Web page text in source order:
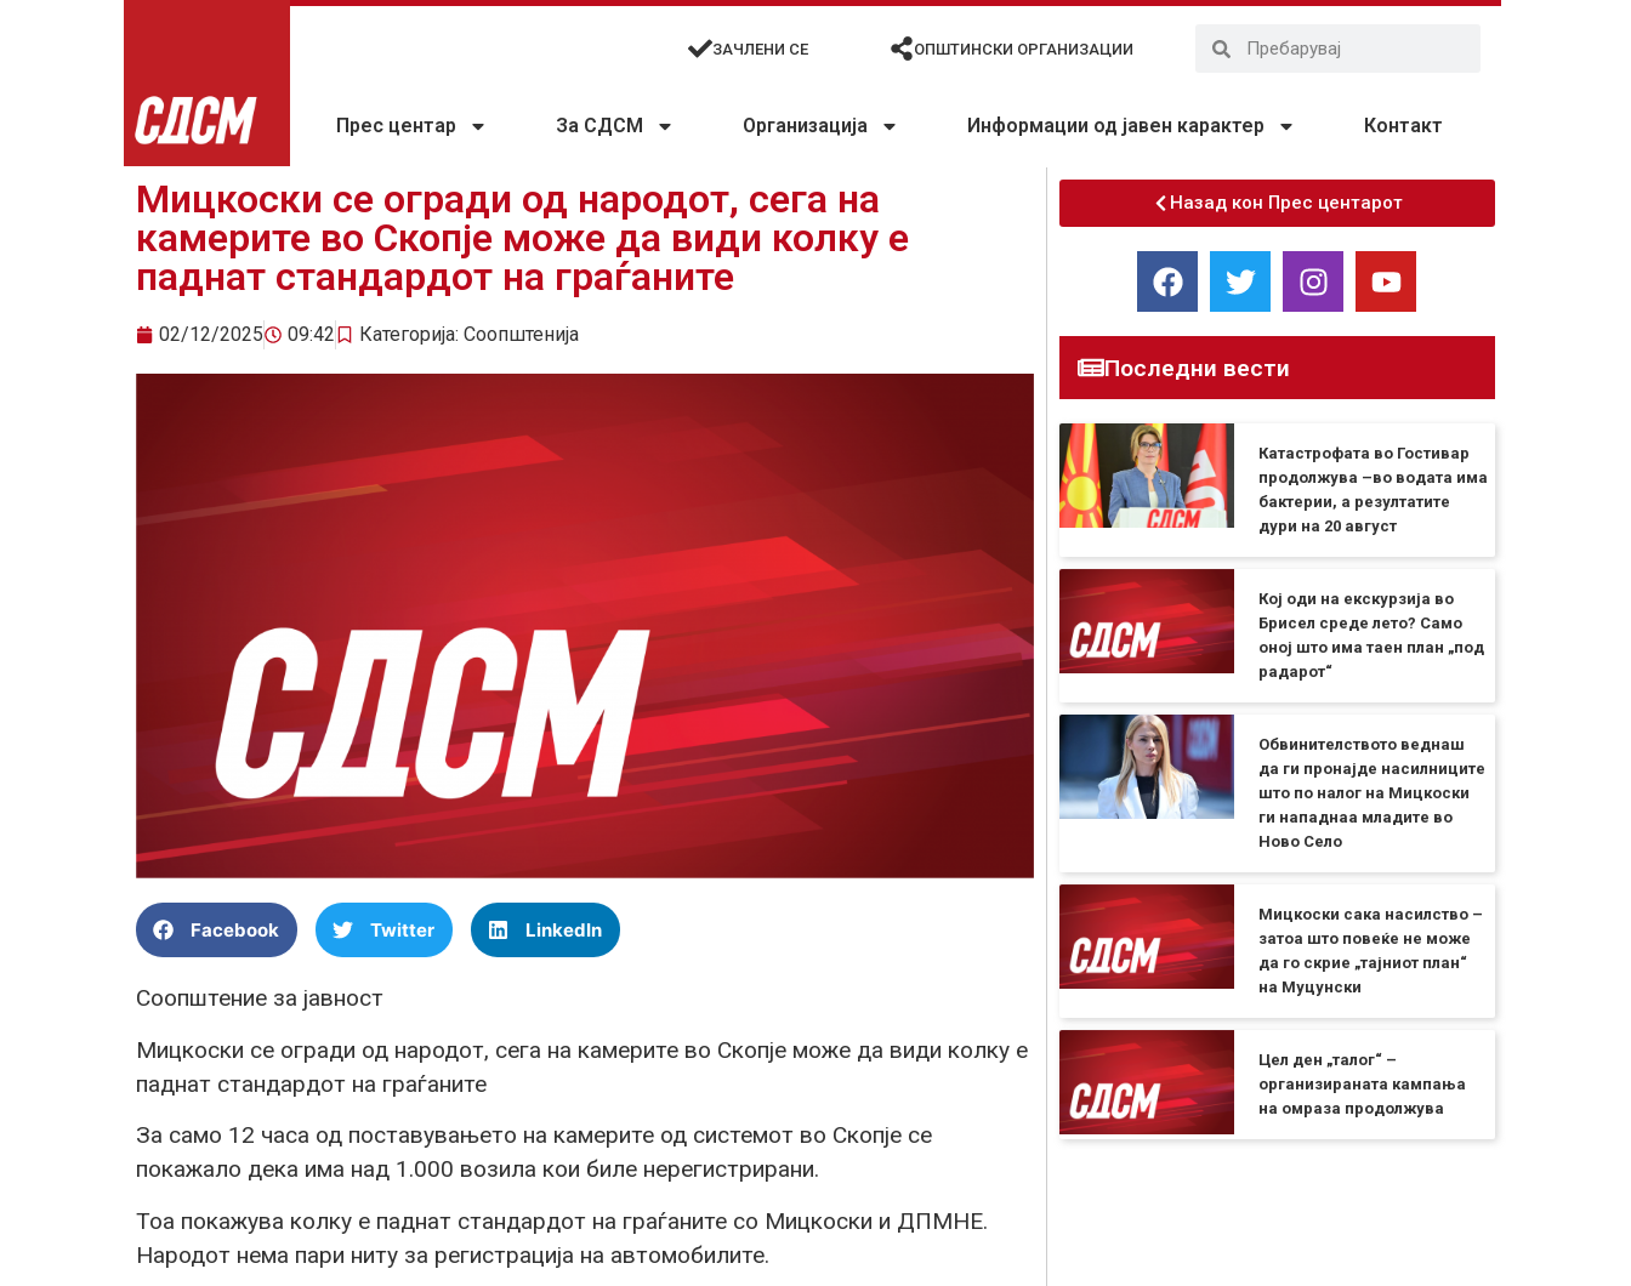
ЗАЧЛЕНИ СЕ ОПШТИНСКИ ОРГАНИЗАЦИИ
Прес центар За СДСМ Организација Информации од јавен карактер Контакт
Мицкоски се огради од народот, сега на
камерите во Скопје може да види колку е
паднат стандардот на граѓаните
02/12/2025 09:42 Категорија: Соопштенија
Facebook Twitter LinkedIn
Соопштение за јавност
Мицкоски се огради од народот, сега на камерите во Скопје може да види колку е
паднат стандардот на граѓаните
За само 12 часа од поставувањето на камерите од системот во Скопје се
покажало дека има над 1.000 возила кои биле нерегистрирани.
Тоа покажува колку е паднат стандардот на граѓаните со Мицкоски и ДПМНЕ.
Народот нема пари ниту за регистрација на автомобилите.
Назад кон Прес центарот
Последни вести
Катастрофата во Гостивар
продолжува –во водата има
бактерии, а резултатите
дури на 20 август
Кој оди на екскурзија во
Брисел среде лето? Само
оној што има таен план „под
радарот“
Обвинителството веднаш
да ги пронајде насилниците
што по налог на Мицкоски
ги нападнаа младите во
Ново Село
Мицкоски сака насилство –
затоа што повеќе не може
да го скрие „тајниот план“
на Муцунски
Цел ден „талог“ –
организираната кампања
на омраза продолжува